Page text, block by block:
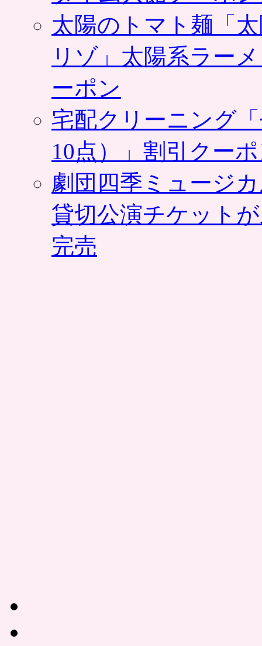
太陽のトマト麺「
リゾ」太陽系ラー
ーポン
宅配クリーニング
10点）」割引クー
劇団四季ミュージ
貸切公演チケット
完売